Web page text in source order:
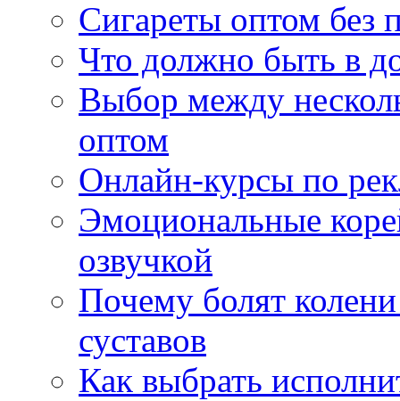
Сигареты оптом без
Что должно быть в
Выбор между
оптом
Онлайн-курсы по
Эмоциональные
озвучкой
Почему болят
суставов
Как выбрать